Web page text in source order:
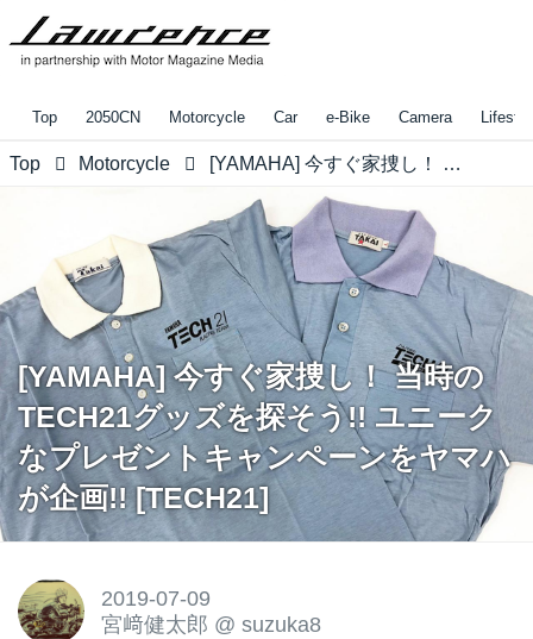
Top 2050CN Motorcycle Car e-Bike Camera
Top Motorcycle [YAMAHA] 今すぐ家捜し！ 当時のTECH21グッズを探そう!! ユニークなプレゼントキャンペーンをヤマハが企画!! [TECH21]
[YAMAHA] 今すぐ家捜し！ 当時の
TECH21グッズを探そう!! ユニーク
なプレゼントキャンペーンをヤマハ
が企画!! [TECH21]
2019-07-09
宮﨑健太郎 @ suzuka8